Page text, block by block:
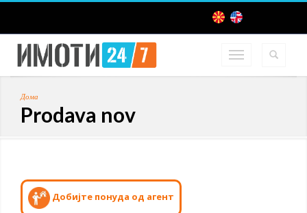
Дома
Prodava nov
Добијте понуда од агент